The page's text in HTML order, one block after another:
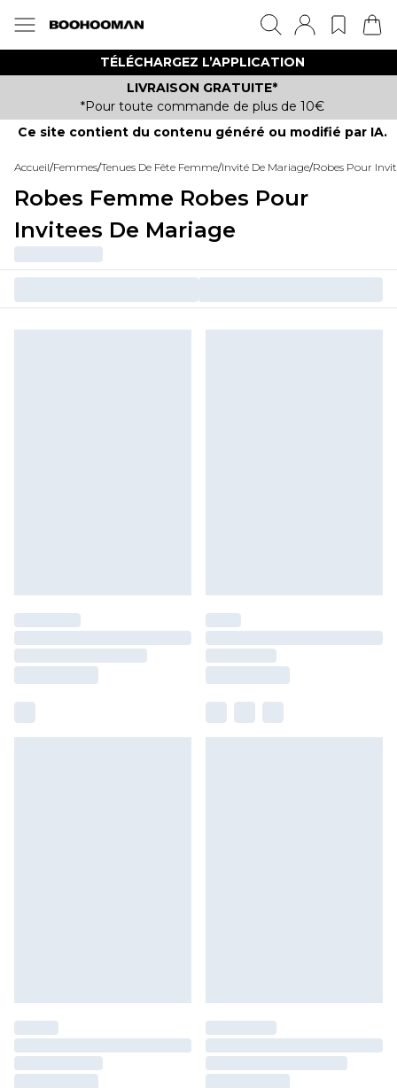
TÉLÉCHARGEZ L’APPLICATION
LIVRAISON GRATUITE*
*Pour toute commande de plus de 10€
Ce site contient du contenu généré ou modifié par IA.
Accueil/Femmes/Tenues De Fête Femme/Invité De Mariage/Robes Pour
Robes Femme Robes Pour
Invitees De Mariage